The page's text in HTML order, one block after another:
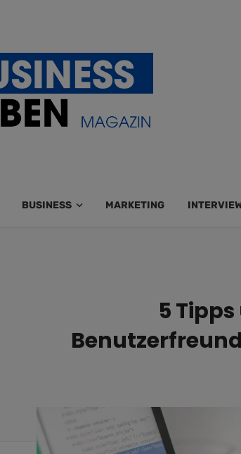
BUSINESS MARKETING
5